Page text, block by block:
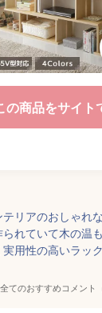
の商品をサイト
リアのおしゃれ
れていて木の温
用性の高いラック
全てのおすすめコメント